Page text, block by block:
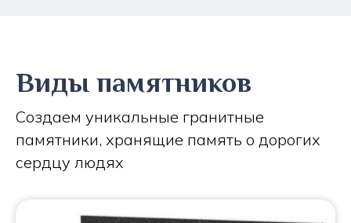
Виды памятников
Создаем уникальные гранитные
памятники, хранящие память о дорогих
сердцу людях